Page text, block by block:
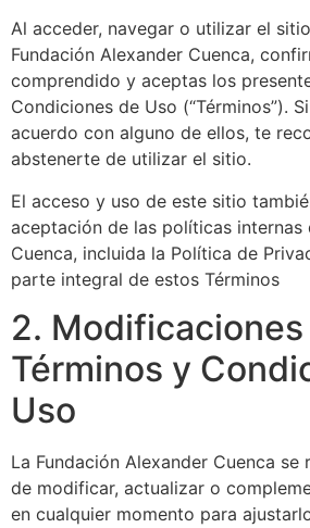
Al acceder, navegar o utilizar el
Fundación Alexander Cuenca,
comprendido y aceptas los
Condiciones de Uso (“Términos”).
acuerdo con alguno de ellos, te
abstenerte de utilizar el sitio.
El acceso y uso de este sitio
aceptación de las políticas internas
Cuenca, incluida la Política de
parte integral de estos Términos
2.
Términos y
Uso
La Fundación Alexander Cuenca se
de modificar, actualizar o
en cualquier momento para